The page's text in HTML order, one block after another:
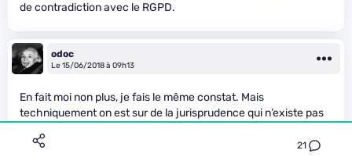
21
de contradiction avec le RGPD.
odoc
Le 15/06/2018 à 09h13
En fait moi non plus, je fais le même constat. Mais
techniquement on est sur de la jurisprudence qui n’existe pas
l’autre sens un jour … (euh par contre l’historique d’un dépot